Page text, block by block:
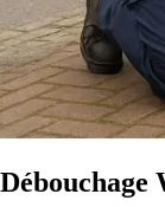
Débouchage